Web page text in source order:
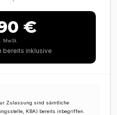
€
MwSt.
bereits inklusive
Zulassung sind sämtliche
KBA) bereits inbegriffen.